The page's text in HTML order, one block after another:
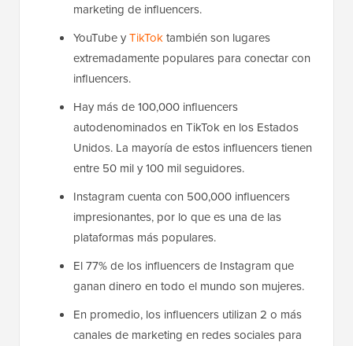
marketing de influencers.
YouTube yTikToktambién son lugares
extremadamente populares para conectar con
influencers.
Hay más de 100,000 influencers
autodenominados en TikTok en los Estados
Unidos. La mayoría de estos influencers tienen
entre 50 mil y 100 mil seguidores.
Instagram cuenta con 500,000 influencers
impresionantes, por lo que es una de las
plataformas más populares.
El 77% de los influencers de Instagram que
ganan dinero en todo el mundo son mujeres.
En promedio, los influencers utilizan 2 o más
canales de marketing en redes sociales para